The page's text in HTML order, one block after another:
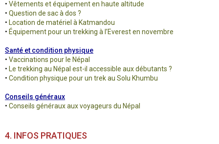
• Vêtements et équipement en haute altitude
• Question de sac à dos ?
• Location de matériel à Katmandou
• Équipement pour un trekking à l’Everest en novembre
Santé et condition physique
• Vaccinations pour le Népal
• Le trekking au Népal est-il accessible aux débutants ?
• Condition physique pour un trek au Solu Khumbu
Conseils généraux
• Conseils généraux aux voyageurs du Népal
4. INFOS PRATIQUES